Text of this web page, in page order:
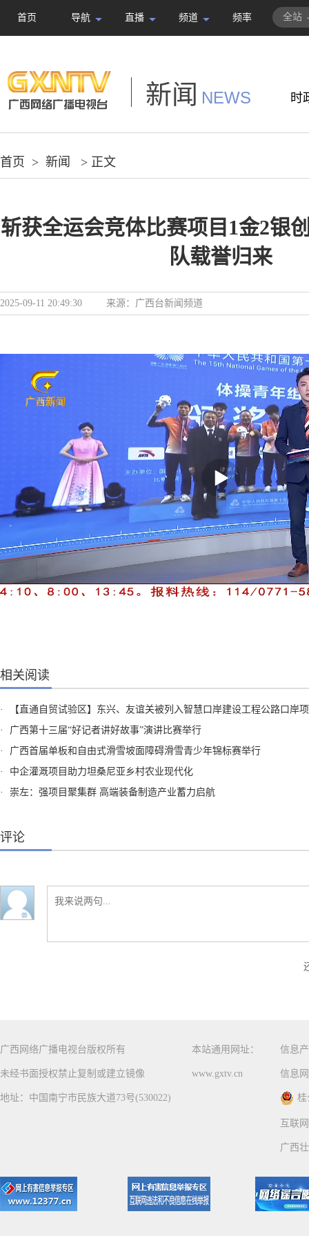
首页 导航 直播 频道 频率 全站
新闻 NEWS 时
首页 > 新闻 > 正文
斩获全运会竞体比赛项目1金2银
队载誉归来
2025-09-11 20:49:30 来源： 广西台新闻频道
相关阅读
·
【直通自贸试验区】东兴、友谊关被列入智慧口岸建设工程公路口岸
·
广西第十三届“好记者讲好故事”演讲比赛举行
·
广西首届单板和自由式滑雪坡面障碍滑雪青少年锦标赛举行
·
中企灌溉项目助力坦桑尼亚乡村农业现代化
·
崇左：强项目聚集群 高端装备制造产业蓄力启航
评论
广西网络广播电视台版权所有
未经书面授权禁止复制或建立镜像
地址：中国南宁市民族大道73号(530022)
本站通用网址：
www.gxtv.cn
信息
信息
桂
互联
广西